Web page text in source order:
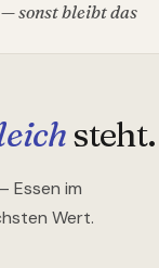
sonst bleibt das
steht.
Essen im
Wert.